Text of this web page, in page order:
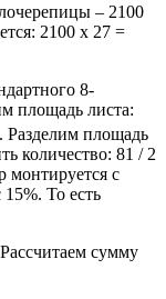
– 2100
2100 х 27 =
8-
площадь листа:
. Разделим площадь
количество: 81 / 2
монтируется с
То есть
сумму